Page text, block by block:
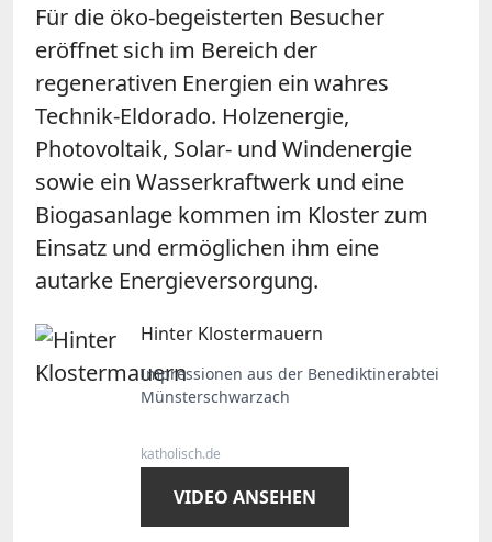
Für die öko-begeisterten Besucher
eröffnet sich im Bereich der
regenerativen Energien ein wahres
Technik-Eldorado. Holzenergie,
Photovoltaik, Solar- und Windenergie
sowie ein Wasserkraftwerk und eine
Biogasanlage kommen im Kloster zum
Einsatz und ermöglichen ihm eine
autarke Energieversorgung.
Hinter Klostermauern
Impressionen aus der Benediktinerabtei
Münsterschwarzach
katholisch.de
VIDEO ANSEHEN